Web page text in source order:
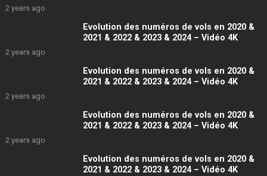
2 years ago
Evolution des numéros de vols en 2020 &
2021 & 2022 & 2023 & 2024 – Vidéo 4K
2 years ago
Evolution des numéros de vols en 2020 &
2021 & 2022 & 2023 & 2024 – Vidéo 4K
2 years ago
Evolution des numéros de vols en 2020 &
2021 & 2022 & 2023 & 2024 – Vidéo 4K
2 years ago
Evolution des numéros de vols en 2020 &
2021 & 2022 & 2023 & 2024 – Vidéo 4K